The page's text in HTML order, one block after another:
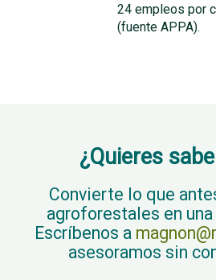
24 empleos por
(fuente APPA).
¿Quieres
Convierte lo que
agroforestales en
Escríbenos a
asesoramos sin